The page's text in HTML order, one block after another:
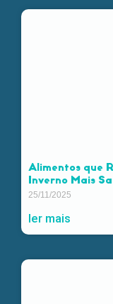
Alimentos que
Inverno Mais
25/11/2025
ler mais